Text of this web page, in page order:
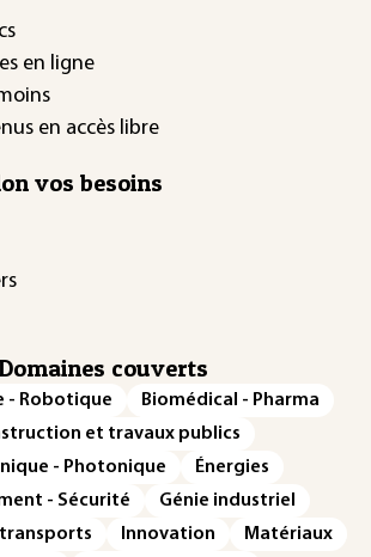
en ligne
en accès libre
vos besoins
Domaines couverts
- Robotique
Biomédical - Pharma
et travaux publics
- Photonique
Énergies
- Sécurité
Génie industriel
transports
Innovation
Matériaux